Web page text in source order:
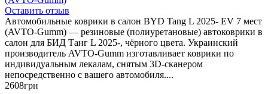
Оставить отзыв
Автомобильные коврики в салон BYD Tang L 2025- EV 7 мест
(AVTO-Gumm) — резиновые (полиуретановые) автоковрики в
салон для БИД Танг L 2025-, чёрного цвета. Украинский
производитель AVTO-Gumm изготавливает коврики по
индивидуальным лекалам, снятым 3D-сканером
непосредственно с вашего автомобиля....
2608грн